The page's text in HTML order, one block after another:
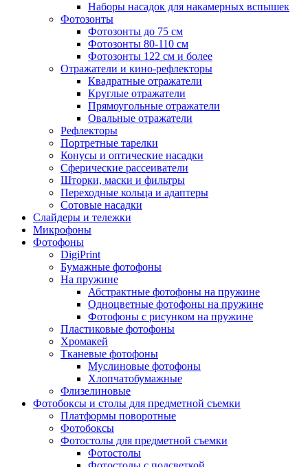
Наборы насадок для накамерных вспышек
Фотозонты
Фотозонты до 75 см
Фотозонты 80-110 см
Фотозонты 122 см и более
Отражатели и кино-рефлекторы
Квадратные отражатели
Круглые отражатели
Прямоугольные отражатели
Овальные отражатели
Рефлекторы
Портретные тарелки
Конусы и оптические насадки
Сферические рассеиватели
Шторки, маски и фильтры
Переходные кольца и адаптеры
Сотовые насадки
Слайдеры и тележки
Микрофоны
Фотофоны
DigiPrint
Бумажные фотофоны
На пружине
Абстрактные фотофоны на пружине
Одноцветные фотофоны на пружине
Фотофоны с рисунком на пружине
Пластиковые фотофоны
Хромакей
Тканевые фотофоны
Муслиновые фотофоны
Хлопчатобумажные
Флизелиновые
Фотобоксы и столы для предметной съемки
Платформы поворотные
Фотобоксы
Фотостолы для предметной съемки
Фотостолы